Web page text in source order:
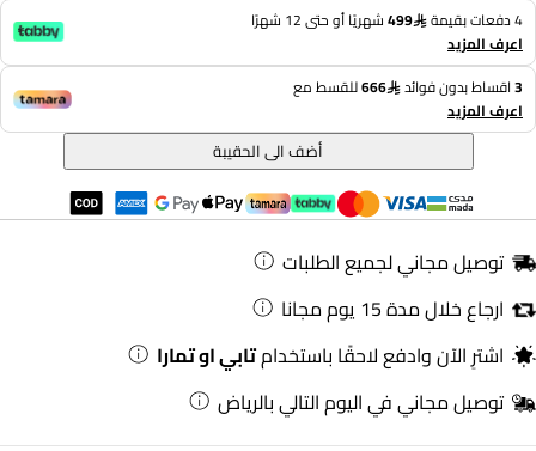
4 دفعات بقيمة 499شهريًا أو حتى 12 شهرًا
اعرف المزيد
3اقساط بدون فوائد 666للقسط مع
اعرف المزيد
أضف الى الحقيبة
توصيل مجاني لجميع الطلبات
ارجاع خلال مدة 15 يوم مجانا
اشترِ الآن وادفع لاحقًا باستخدامتابي او تمارا
توصيل مجاني في اليوم التالي بالرياض